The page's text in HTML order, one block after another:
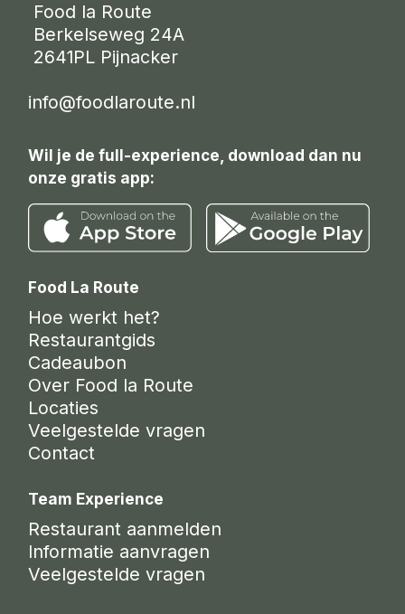
Food la Route
Berkelseweg 24A
2641PL Pijnacker
info@foodlaroute.nl
Wil je de full-experience, download dan nu
onze gratis app:
Food La Route
Hoe werkt het?
Restaurantgids
Cadeaubon
Over Food la Route
Locaties
Veelgestelde vragen
Contact
Team Experience
Restaurant aanmelden
Informatie aanvragen
Veelgestelde vragen